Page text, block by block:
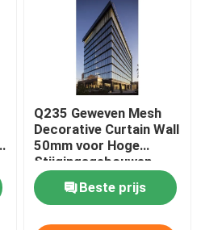
Q235 Geweven Mesh
Decorative Curtain Wall
50mm voor Hoge
Stijgingsgebouwen
Beste prijs